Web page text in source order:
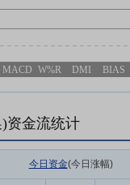
MACD W%R DMI BIAS
资金流统计
今日资金(今日涨幅)